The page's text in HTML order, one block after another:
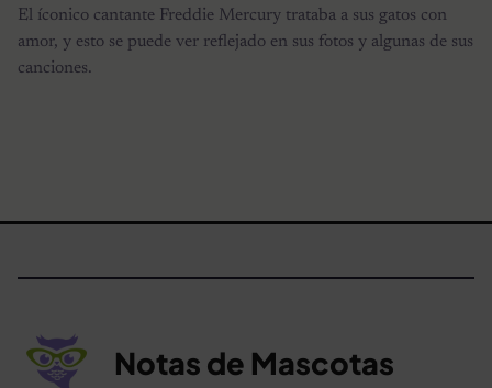
El íconico cantante Freddie Mercury trataba a sus gatos con
amor, y esto se puede ver reflejado en sus fotos y algunas de sus
canciones.
Notas de Mascotas